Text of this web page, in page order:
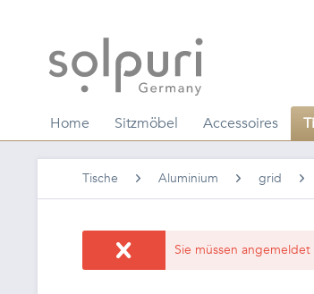
Home Sitzmöbel Accessoires
Tische Aluminium grid
Sie müssen